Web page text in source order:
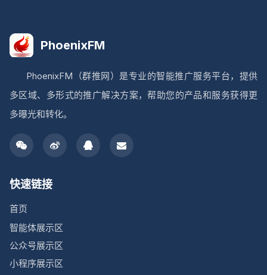
PhoenixFM
PhoenixFM（群推网）是专业的智能推广服务平台，提供
多区域、多形式的推广解决方案，帮助您的产品和服务获得更
多曝光和转化。
快速链接
首页
智能体展示区
公众号展示区
小程序展示区